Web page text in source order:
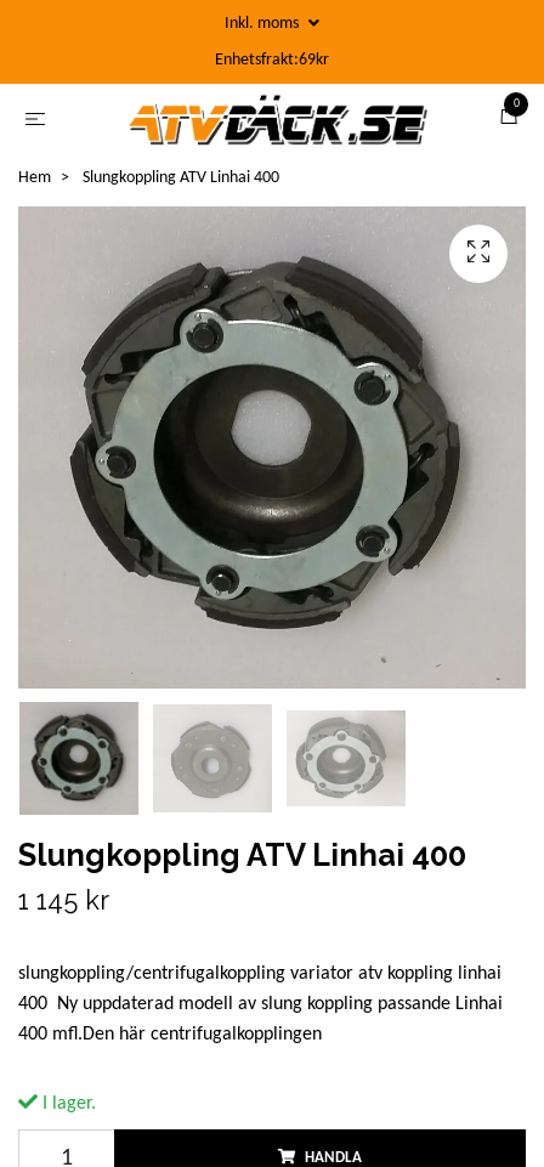
Inkl. moms
Enhetsfrakt:69kr
0
Hem Slungkoppling ATV Linhai 400
Slungkoppling ATV Linhai 400
1 145 kr
slungkoppling/centrifugalkoppling variator atv koppling linhai
400 Ny uppdaterad modell av slung koppling passande Linhai
400 mfl.Den här centrifugalkopplingen
I lager.
HANDLA